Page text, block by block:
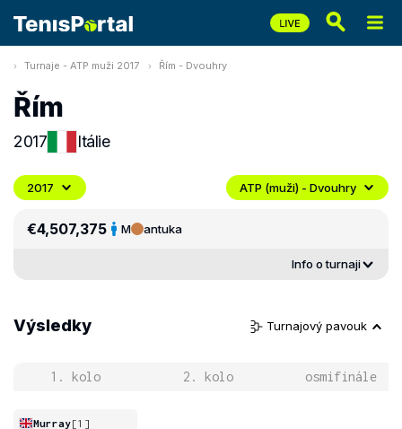
Turnaje - ATP muži 2017 Řím - Dvouhry
Řím
2017 Itálie
2017 ATP (muži) - Dvouhry
€4,507,375 M antuka
Info o turnaji
Výsledky Turnajový pavouk
1. kolo 2. kolo osmifinále
Murray[1]